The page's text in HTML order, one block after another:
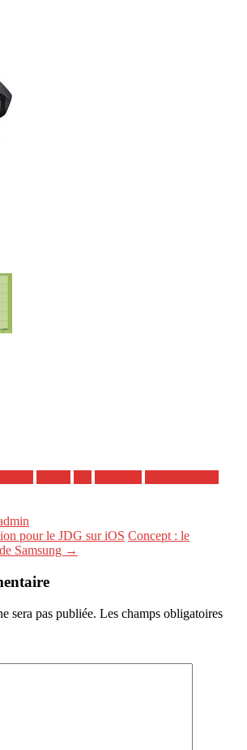
pour le JDG sur iOS Concept : le
Samsung →
sera pas publiée. Les champs obligatoires